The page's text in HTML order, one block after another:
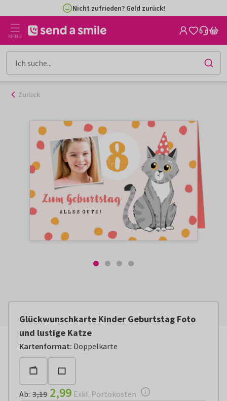
Inhalt
gehen
Nicht zufrieden? Geld zurück!
MENÜ
Zurück
Glückwunschkarte Kinder Geburtstag Foto
und lustige Katze
Kartenformat: Doppelkarte
Ab:€ 2,99Exkl. Portokosten
Ab: 3,19 2,99 Exkl. Portokosten